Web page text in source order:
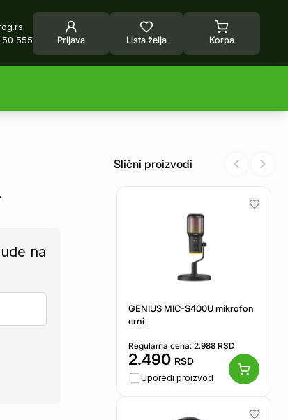
555
Prijava Lista želja Korpa
na
Slični proizvodi
GENIUS MIC-S400U mikrofon
crni
Regularna cena: 2.988RSD
2.490 RSD
Uporedi proizvod
Previous
Next